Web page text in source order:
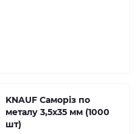
KNAUF Саморіз по
металу 3,5x35 мм (1000
шт)